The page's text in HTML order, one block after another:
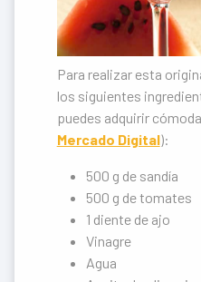
Para realizar esta
los siguientes
puedes adquirir
Mercado Digital):
500 g de sandía
500 g de tomates
1 diente de ajo
Vinagre
Agua